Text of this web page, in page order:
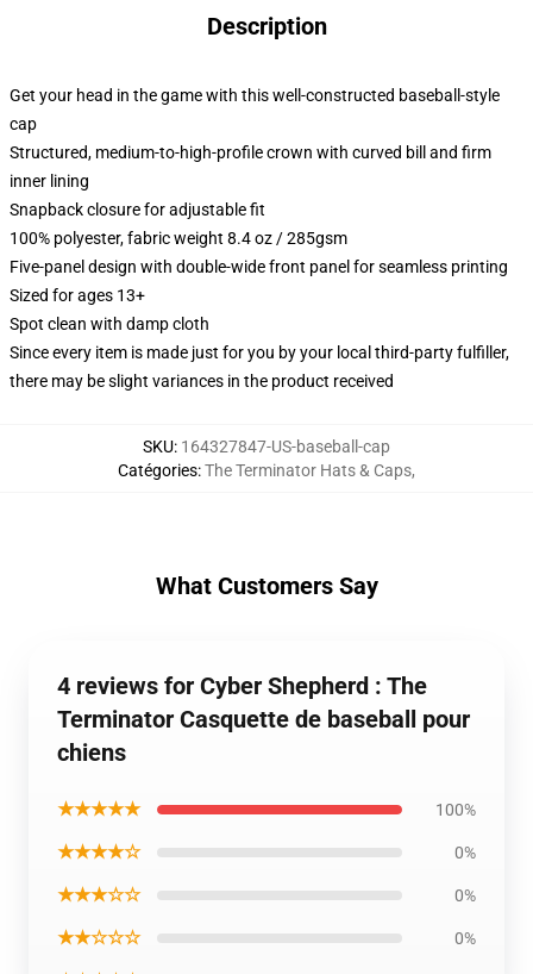
Description
Get your head in the game with this well-constructed baseball-style
cap
Structured, medium-to-high-profile crown with curved bill and firm
inner lining
Snapback closure for adjustable fit
100% polyester, fabric weight 8.4 oz / 285gsm
Five-panel design with double-wide front panel for seamless printing
Sized for ages 13+
Spot clean with damp cloth
Since every item is made just for you by your local third-party fulfiller,
there may be slight variances in the product received
SKU: 164327847-US-baseball-cap
Catégories:The Terminator Hats & Caps,
What Customers Say
4 reviews for Cyber Shepherd : The
Terminator Casquette de baseball pour
chiens
★★★★★ 100%
★★★★☆ 0%
★★★☆☆ 0%
★★☆☆☆ 0%